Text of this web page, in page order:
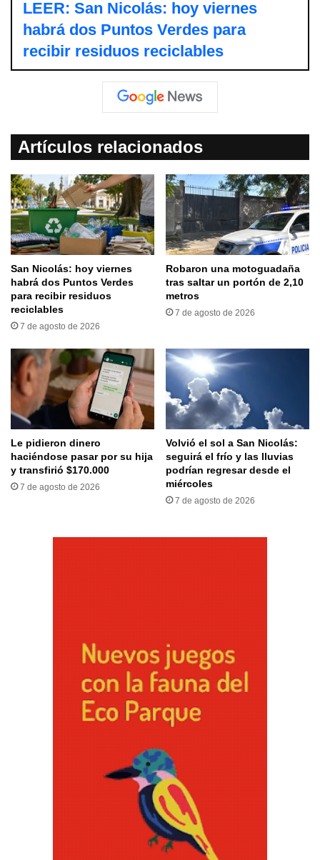
LEER: San Nicolás: hoy viernes
habrá dos Puntos Verdes para
recibir residuos reciclables
Artículos relacionados
San Nicolás: hoy viernes
habrá dos Puntos Verdes
para recibir residuos
reciclables
7 de agosto de 2026
Robaron una motoguadaña
tras saltar un portón de 2,10
metros
7 de agosto de 2026
Le pidieron dinero
haciéndose pasar por su hija
y transfirió $170.000
7 de agosto de 2026
Volvió el sol a San Nicolás:
seguirá el frío y las lluvias
podrían regresar desde el
miércoles
7 de agosto de 2026